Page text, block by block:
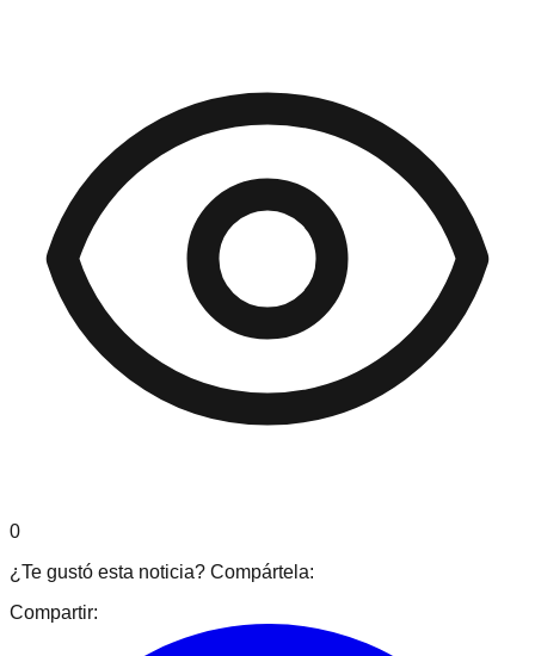
0
¿Te gustó esta noticia? Compártela:
Compartir: